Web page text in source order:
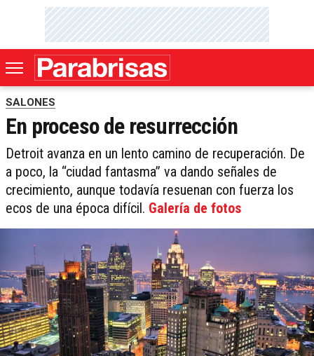
SALONES
En proceso de resurrección
Detroit avanza en un lento camino de recuperación. De
a poco, la “ciudad fantasma” va dando señales de
crecimiento, aunque todavía resuenan con fuerza los
ecos de una época difícil. Galería de fotos